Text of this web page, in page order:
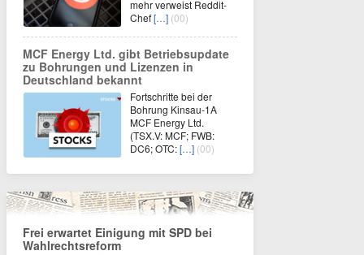
mehr verweist Reddit-
Chef[…] (00)
MCF Energy Ltd. gibt Betriebsupdate
zu Bohrungen und Lizenzen in
Deutschland bekannt
Fortschritte bei der
Bohrung Kinsau-1A
MCF Energy Ltd.
(TSX.V: MCF; FWB:
DC6; OTC:[…] (00)
Frei erwartet Einigung mit SPD bei
Wahlrechtsreform